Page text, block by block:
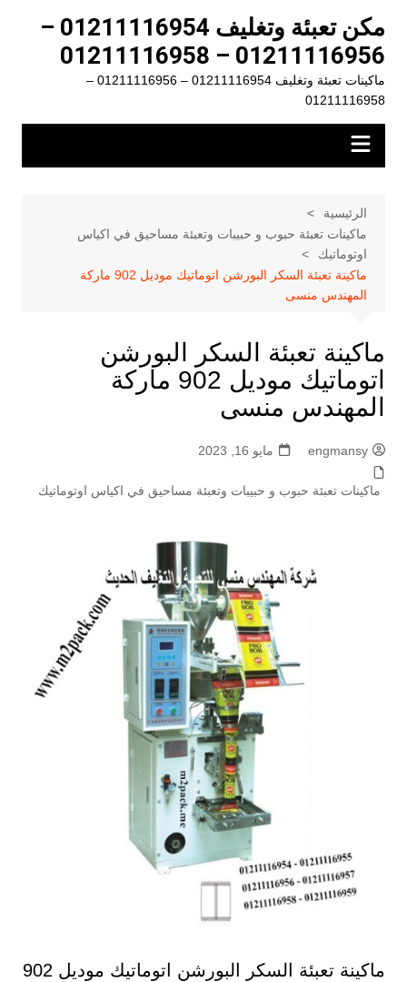
المحتوى
مكن تعبئة وتغليف 01211116954 –
01211116956 – 01211116958
ماكينات تعبئة وتغليف 01211116954 – 01211116956 –
01211116958
الرئيسية
ماكينات تعبئة حبوب و حبيبات وتعبئة مساحيق في اكياس
اوتوماتيك
ماكينة تعبئة السكر البورشن اتوماتيك موديل 902 ماركة
المهندس منسى
ماكينة تعبئة السكر البورشن
اتوماتيك موديل 902 ماركة
المهندس منسى
engmansy مايو 16, 2023
ماكينات تعبئة حبوب و حبيبات وتعبئة مساحيق في اكياس اوتوماتيك
ماكينة تعبئة السكر البورشن اتوماتيك موديل 902